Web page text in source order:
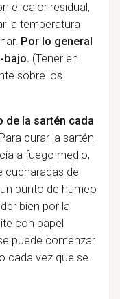
el calor residual,
la temperatura
Por lo general
bajo. (Tener en
sobre los
de la sartén cada
curar la sartén
a fuego medio,
cucharadas de
punto de humeo
bien por la
con papel
puede comenzar
cada vez que se